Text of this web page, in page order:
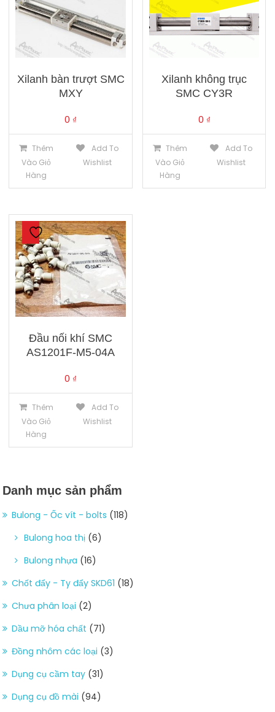
Xilanh bàn trượt SMC
MXY
0 ₫
Thêm
Vào Giỏ
Hàng
Add To
Wishlist
Xilanh không trục
SMC CY3R
0 ₫
Thêm
Vào Giỏ
Hàng
Add To
Wishlist
Đầu nối khí SMC
AS1201F-M5-04A
0 ₫
Thêm
Vào Giỏ
Hàng
Add To
Wishlist
Danh mục sản phẩm
Bulong - Ốc vít - bolts (118)
Bulong hoa thị (6)
Bulong nhựa (16)
Chốt đẩy - Ty đẩy SKD61 (18)
Chưa phân loại (2)
Dầu mỡ hóa chất (71)
Đồng nhôm các loại (3)
Dụng cụ cầm tay (31)
Dụng cụ đồ mài (94)